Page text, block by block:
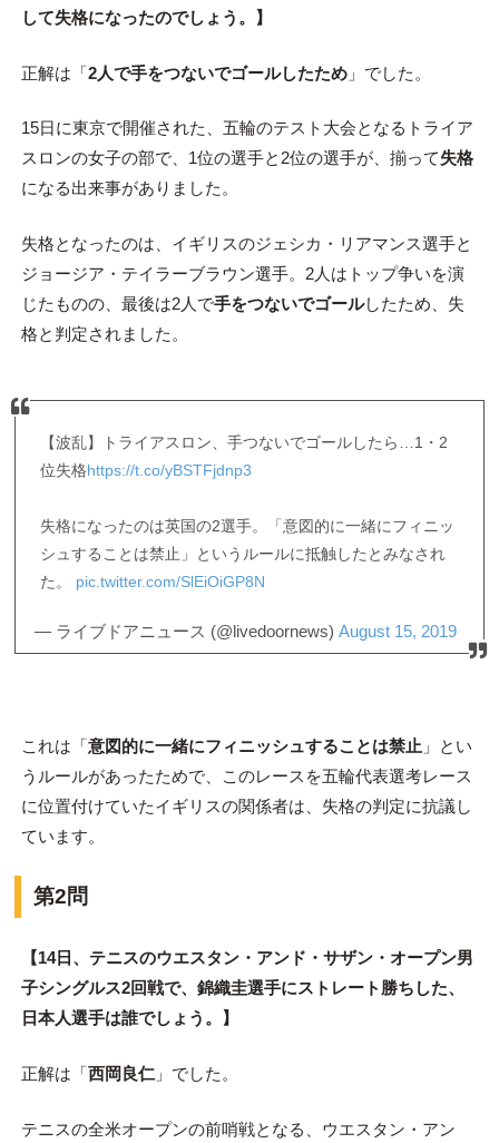
して失格になったのでしょう。
】
正解は「2人で手をつないでゴールしたため」でした。
15日に東京で開催された、五輪のテスト大会となるトライア
スロンの女子の部で、1位の選手と2位の選手が、揃って失格
になる出来事がありました。
失格となったのは、イギリスのジェシカ・リアマンス選手と
ジョージア・テイラーブラウン選手。2人はトップ争いを演
じたものの、最後は2人で手をつないでゴールしたため、失
格と判定されました。
【波乱】トライアスロン、手つないでゴールしたら…1・2
位失格https://t.co/yBSTFjdnp3
失格になったのは英国の2選手。「意図的に一緒にフィニッ
シュすることは禁止」というルールに抵触したとみなされ
た。 pic.twitter.com/SlEiOiGP8N
— ライブドアニュース (@livedoornews) August 15, 2019
これは「意図的に一緒にフィニッシュすることは禁止 」とい
うルールがあったためで、このレースを五輪代表選考レース
に位置付けていたイギリスの関係者は、失格の判定に抗議し
ています。
第2問
【14日、テニスのウエスタン・アンド・サザン・オープン男
子シングルス2回戦で、錦織圭選手にストレート勝ちした、
日本人選手は誰でしょう。】
正解は「西岡良仁」でした。
テニスの全米オープンの前哨戦となる、ウエスタン・アン